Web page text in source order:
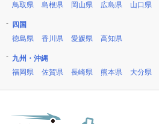
鳥取県
島根県 岡山県 広島県 山口県
四国
徳島県
香川県 愛媛県 高知県
九州・沖縄
福岡県
佐賀県 長崎県 熊本県 大分県